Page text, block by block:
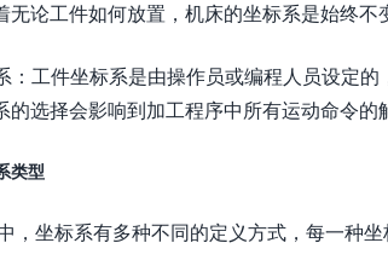
无论工件如何放置，机床的坐标系是始终不
：工件坐标系是由操作员或编程人员设定
的选择会影响到加工程序中所有运动命令的
类型
，坐标系有多种不同的定义方式，每一种